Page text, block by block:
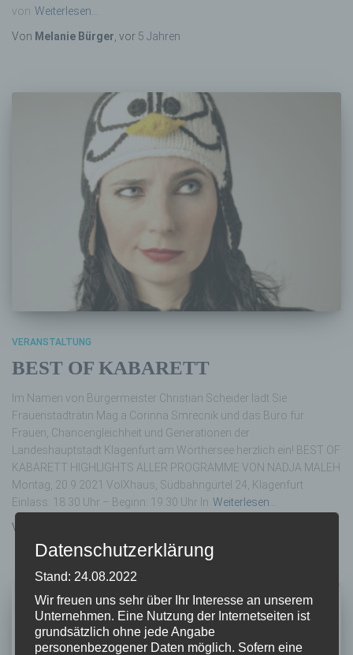
von Weiterlesen…
Von Melanie Bürger , vor 5 Jahren
VERANSTALTUNG
BEST OF KABARETT
Im Namen von Bürgermeister Christian Scheider lädt Sie
Frauenstadträtin Mag.a Corinna Smrecnik und das Büro für
Frauen, Chancengleichheit und Generationen der
Landeshauptstadt Klagenfurt am Wörthersee herzlich ein! BEST OF
KABARETT HIGHLIGHTS ALLER PROGRAMME VON NADJA MALEH
Montag, 20.9.2021 VolXhaus, Südbahngürtel 24, Klagenfurt
Einlass: 18.30 Uhr – Beginn: 19.30 Uhr In Weiterlesen…
Von
Datenschutzerklärung
Stand: 24.08.2022
Wir freuen uns sehr über Ihr Interesse an unserem
Unternehmen. Eine Nutzung der Internetseiten ist
grundsätzlich ohne jede Angabe
personenbezogener Daten möglich. Sofern eine